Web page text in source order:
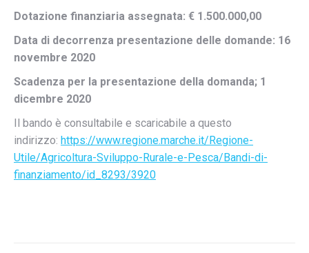
Dotazione finanziaria assegnata: € 1.500.000,00
Data di decorrenza presentazione delle domande: 16
novembre 2020
Scadenza per la presentazione della domanda; 1
dicembre 2020
Il bando è consultabile e scaricabile a questo
indirizzo: https://www.regione.marche.it/Regione-
Utile/Agricoltura-Sviluppo-Rurale-e-Pesca/Bandi-di-
finanziamento/id_8293/3920